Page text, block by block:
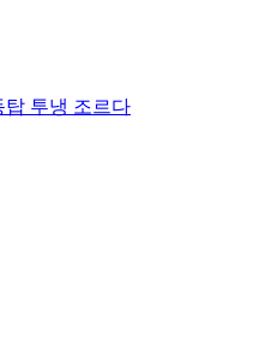
탑 투냉 조르다